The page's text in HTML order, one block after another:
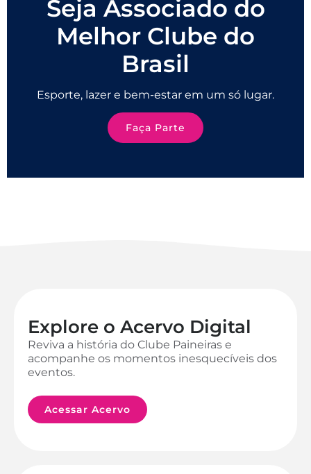
Seja Associado do
Melhor Clube do
Brasil
Esporte, lazer e bem-estar em um só lugar.
Faça Parte
Explore o Acervo Digital
Reviva a história do Clube Paineiras e
acompanhe os momentos inesquecíveis dos
eventos.
Acessar Acervo